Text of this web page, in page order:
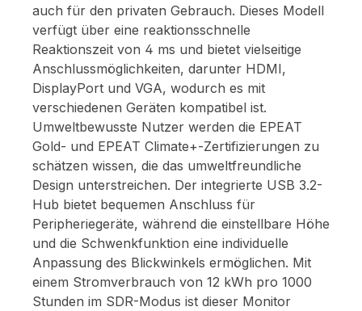
auch für den privaten Gebrauch. Dieses Modell
verfügt über eine reaktionsschnelle
Reaktionszeit von 4 ms und bietet vielseitige
Anschlussmöglichkeiten, darunter HDMI,
DisplayPort und VGA, wodurch es mit
verschiedenen Geräten kompatibel ist.
Umweltbewusste Nutzer werden die EPEAT
Gold- und EPEAT Climate+-Zertifizierungen zu
schätzen wissen, die das umweltfreundliche
Design unterstreichen. Der integrierte USB 3.2-
Hub bietet bequemen Anschluss für
Peripheriegeräte, während die einstellbare Höhe
und die Schwenkfunktion eine individuelle
Anpassung des Blickwinkels ermöglichen. Mit
einem Stromverbrauch von 12 kWh pro 1000
Stunden im SDR-Modus ist dieser Monitor